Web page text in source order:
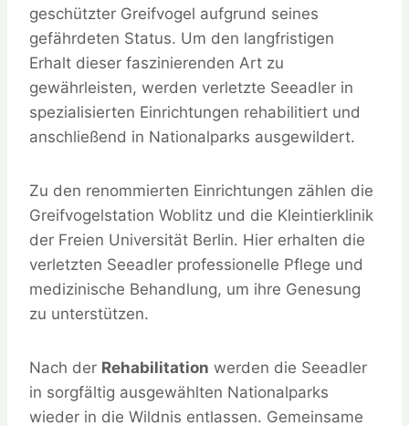
geschützter Greifvogel aufgrund seines
gefährdeten Status. Um den langfristigen
Erhalt dieser faszinierenden Art zu
gewährleisten, werden verletzte Seeadler in
spezialisierten Einrichtungen rehabilitiert und
anschließend in Nationalparks ausgewildert.
Zu den renommierten Einrichtungen zählen die
Greifvogelstation Woblitz und die Kleintierklinik
der Freien Universität Berlin. Hier erhalten die
verletzten Seeadler professionelle Pflege und
medizinische Behandlung, um ihre Genesung
zu unterstützen.
Nach der Rehabilitation werden die Seeadler
in sorgfältig ausgewählten Nationalparks
wieder in die Wildnis entlassen. Gemeinsame